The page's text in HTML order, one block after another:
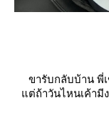
ขารับกลับบ้าน พี่
ต่ถ้าวันไหนเค้ามี